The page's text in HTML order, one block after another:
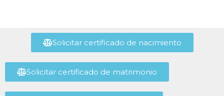
Solicitar certificado de nacimiento
Solicitar certificado de matrimonio